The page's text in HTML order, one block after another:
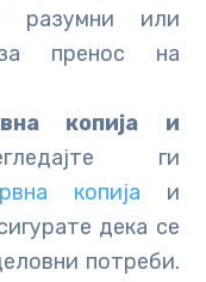
разумни или
пренос на
копија и
ги
копија и
дека се
потреби.